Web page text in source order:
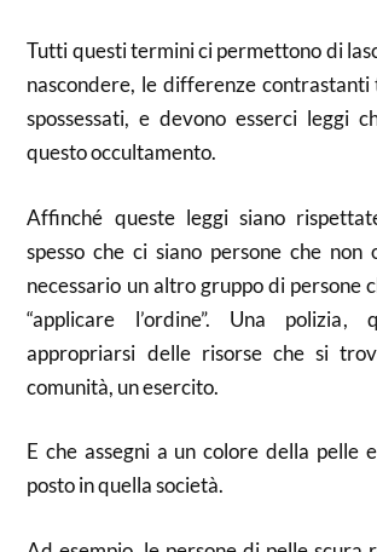
Tutti questi termini ci permettono di
nascondere, le differenze contrastanti
spossessati, e devono esserci leggi
questo occultamento.
Affinché queste leggi siano
spesso che ci siano persone che non
necessario un altro gruppo di persone
“applicare l’ordine”. Una
appropriarsi delle risorse che si
comunità, un esercito.
E che assegni a un colore della pelle
posto in quella società.